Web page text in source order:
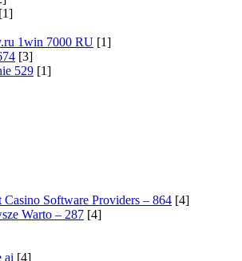
[1]
1win 7000 RU [1]
[3]
529 [1]
Casino Software Providers – 864 [4]
Warto – 287 [4]
ai [4]